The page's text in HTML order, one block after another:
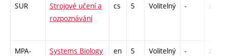
SUR
Strojové učení a
rozpoznávání
cs 5 Volitelný - zk
MPA-
Systems Biology en 5 Volitelný - zá,zk